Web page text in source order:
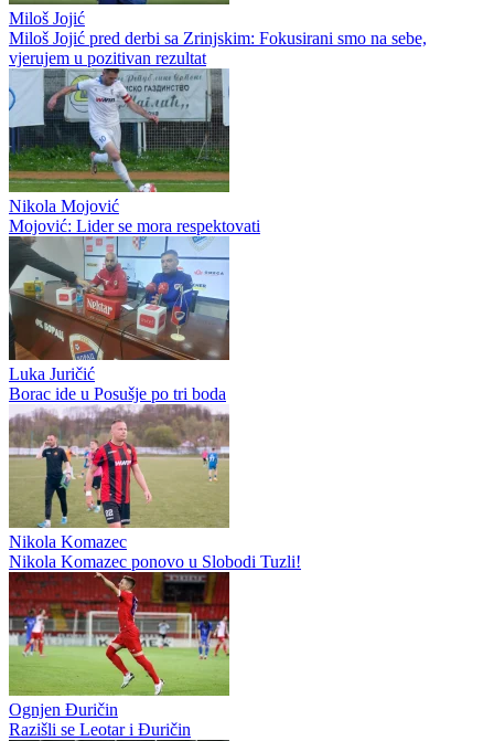
Miloš Jojić
Miloš Jojić pred derbi sa Zrinjskim: Fokusirani smo na sebe,
vjerujem u pozitivan rezultat
Nikola Mojović
Mojović: Lider se mora respektovati
Luka Juričić
Borac ide u Posušje po tri boda
Nikola Komazec
Nikola Komazec ponovo u Slobodi Tuzli!
Ognjen Đuričin
Razišli se Leotar i Đuričin